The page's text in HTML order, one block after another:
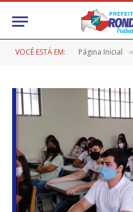
VOCÊ ESTÁ EM: Página Inicial »